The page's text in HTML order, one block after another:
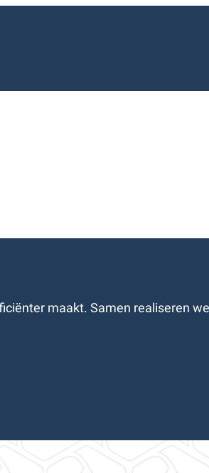
maakt. Samen realiseren we